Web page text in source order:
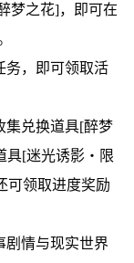
之花]，即可在
，即可领取活
兑换道具[醉梦
具[迷光诱影・限
可领取进度奖励
情与现实世界